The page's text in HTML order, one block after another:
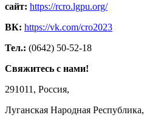
сайт: https://rcro.lgpu.org/
ВК: https://vk.com/cro2023
Тел.: (0642) 50-52-18
Свяжитесь с нами!
291011, Россия,
Луганская Народная Республика,